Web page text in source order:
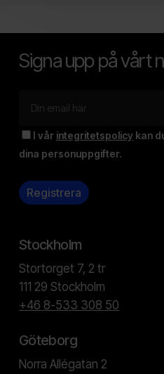
Signa upp på vårt
I vår integritetspolicy kan
dina personuppgifter.
Stockholm
Stortorget 7, 2 tr
111 29 Stockholm
+46 8-533 308 50
Göteborg
Norra Allégatan 2